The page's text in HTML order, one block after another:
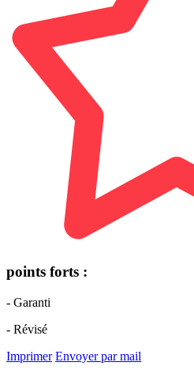
points forts :
- Garanti
- Révisé
Imprimer Envoyer par mail